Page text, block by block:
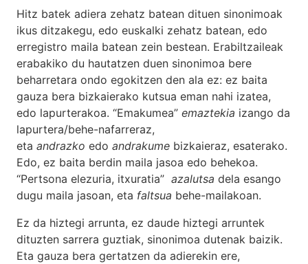
Hitz batek adiera zehatz batean dituen sinonimoak
ikus ditzakegu, edo euskalki zehatz batean, edo
erregistro maila batean zein bestean. Erabiltzaileak
erabakiko du hautatzen duen sinonimoa bere
beharretara ondo egokitzen den ala ez: ez baita
gauza bera bizkaierako kutsua eman nahi izatea,
edo lapurterakoa. “Emakumea” emaztekia izango da
lapurtera/behe-nafarreraz,
eta andrazko edo andrakume bizkaieraz, esaterako.
Edo, ez baita berdin maila jasoa edo behekoa.
“Pertsona elezuria, itxuratia” azalutsa dela esango
dugu maila jasoan, eta faltsua behe-mailakoan.
Ez da hiztegi arrunta, ez daude hiztegi arruntek
dituzten sarrera guztiak, sinonimoa dutenak baizik.
Eta gauza bera gertatzen da adierekin ere,